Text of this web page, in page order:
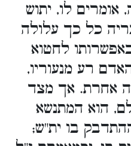
לו, יתוש
כל כך עלולה
לחטוא
רע מנעוריו,
אחרת. אך מצד
הוא המתנשא
בו ית"ש;